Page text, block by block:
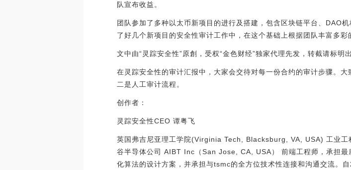
队宣布收益。
团队参加了多种以太币新项目的进行及搭建，包含区块链平台、DAO
了好几个新项目的安全性审计工作中，在这个基础上根据团队丰富多
文中由“灵踪安全性”原創，受权“金色财经”独家代理先发，转截请标明出
在灵踪安全性的审计汇报中，大家会交待对每一份合约的审计步骤。
二是人工审计流程。
创作者：
灵踪安全性CEO 谭粤飞
英国弗吉尼亚理工学院(Virginia Tech, Blacksburg, VA, USA) 工业
谷半导体公司 AIBT Inc（San Jose, CA, USA） 前端工程师，承担
化算法的设计方案，并承担与tsmc的全方位技术性连接和沟通交流。